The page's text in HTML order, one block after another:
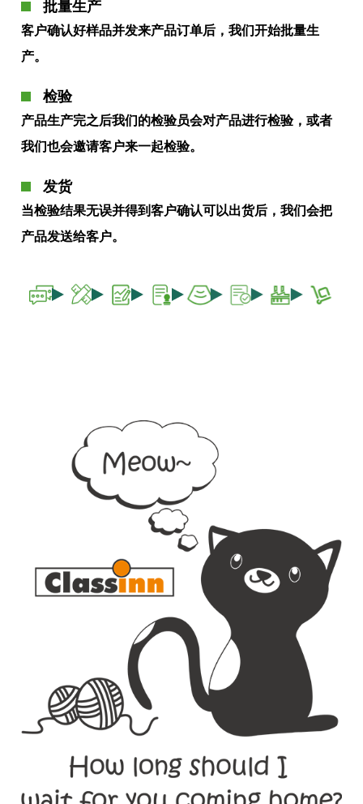
批量生产
客户确认好样品并发来产品订单后，我们开始批量生
产。
检验
产品生产完之后我们的检验员会对产品进行检验，或者
我们也会邀请客户来一起检验。
发货
当检验结果无误并得到客户确认可以出货后，我们会把
产品发送给客户。